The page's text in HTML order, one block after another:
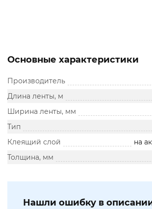
Основные характеристики
Производитель
Длина ленты, м
Ширина ленты, мм
Тип
Клеящий слой
на
Толщина, мм
Нашли ошибку в